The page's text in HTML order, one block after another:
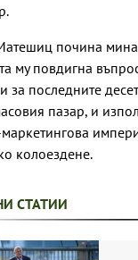
почина
му повдигна
за последните
пазар, и
колоездене.
СТАТИИ